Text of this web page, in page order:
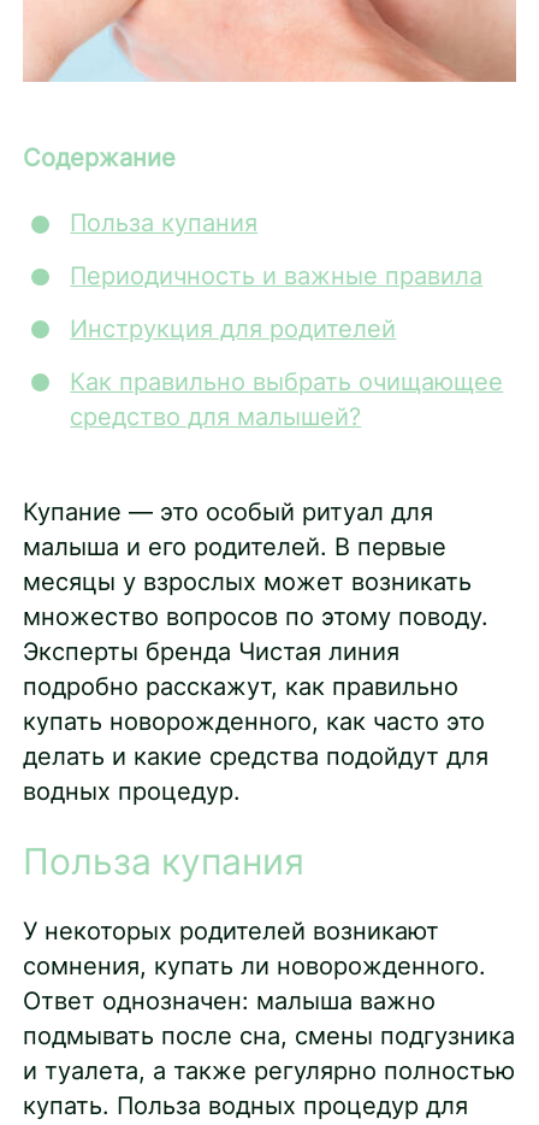
Содержание
Польза купания
Периодичность и важные правила
Инструкция для родителей
Как правильно выбрать очищающее
средство для малышей?
Купание — это особый ритуал для
малыша и его родителей. В первые
месяцы у взрослых может возникать
множество вопросов по этому поводу.
Эксперты бренда Чистая линия
подробно расскажут, как правильно
купать новорожденного, как часто это
делать и какие средства подойдут для
водных процедур.
Польза купания
У некоторых родителей возникают
сомнения, купать ли новорожденного.
Ответ однозначен: малыша важно
подмывать после сна, смены подгузника
и туалета, а также регулярно полностью
купать. Польза водных процедур для